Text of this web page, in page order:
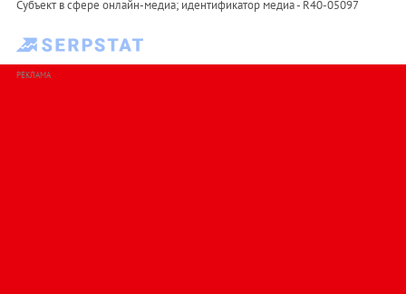
Субъект в сфере онлайн-медиа; идентификатор медиа - R40-05097
РЕКЛАМА